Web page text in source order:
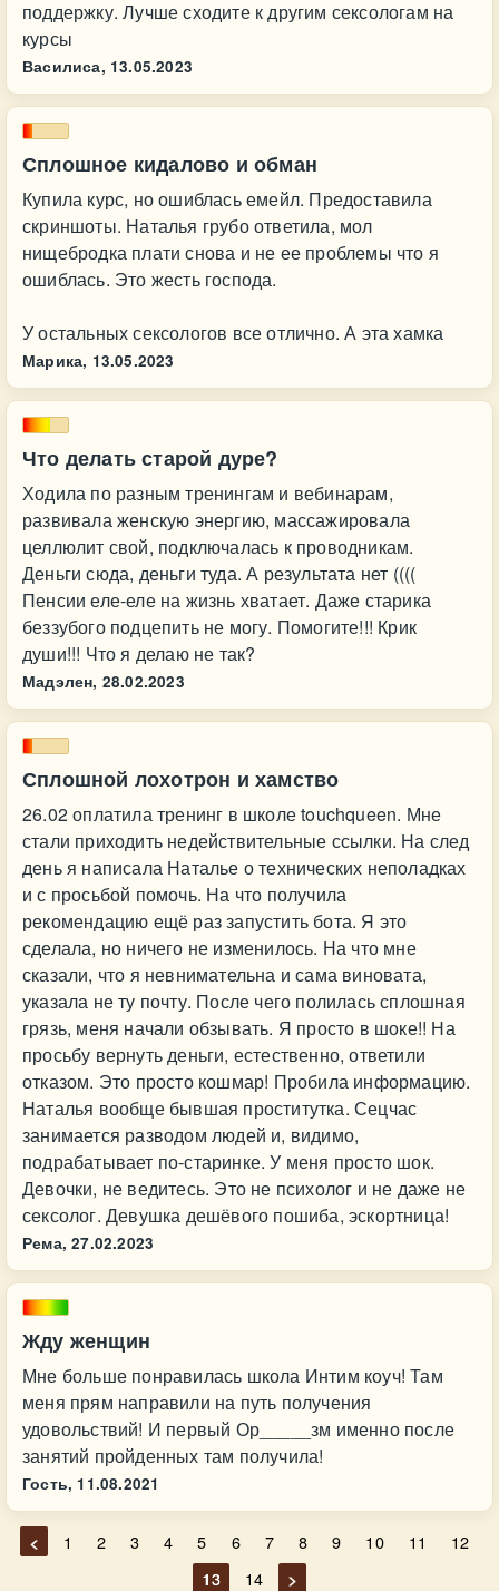
поддержку. Лучше сходите к другим сексологам на
курсы
Василиса, 13.05.2023
Сплошное кидалово и обман
Купила курс, но ошиблась емейл. Предоставила
скриншоты. Наталья грубо ответила, мол
нищебродка плати снова и не ее проблемы что я
ошиблась. Это жесть господа.
У остальных сексологов все отлично. А эта хамка
Марика, 13.05.2023
Что делать старой дуре?
Ходила по разным тренингам и вебинарам,
развивала женскую энергию, массажировала
целлюлит свой, подключалась к проводникам.
Деньги сюда, деньги туда. А результата нет ((((
Пенсии еле-еле на жизнь хватает. Даже старика
беззубого подцепить не могу. Помогите!!! Крик
души!!! Что я делаю не так?
Мадэлен, 28.02.2023
Сплошной лохотрон и хамство
26.02 оплатила тренинг в школе touchqueen. Мне
стали приходить недействительные ссылки. На след
день я написала Наталье о технических неполадках
и с просьбой помочь. На что получила
рекомендацию ещё раз запустить бота. Я это
сделала, но ничего не изменилось. На что мне
сказали, что я невнимательна и сама виновата,
указала не ту почту. После чего полилась сплошная
грязь, меня начали обзывать. Я просто в шоке!! На
просьбу вернуть деньги, естественно, ответили
отказом. Это просто кошмар! Пробила информацию.
Наталья вообще бывшая проститутка. Сецчас
занимается разводом людей и, видимо,
подрабатывает по-старинке. У меня просто шок.
Девочки, не ведитесь. Это не психолог и не даже не
сексолог. Девушка дешёвого пошиба, эскортница!
Рема, 27.02.2023
Жду женщин
Мне больше понравилась школа Интим коуч! Там
меня прям направили на путь получения
удовольствий! И первый Ор_____зм именно после
занятий пройденных там получила!
Гость, 11.08.2021
< 1 2 3 4 5 6 7 8 9 10 11
12
13
14 >